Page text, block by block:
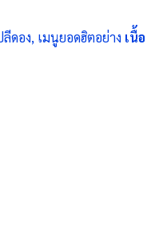
ดอง, เมนูยอดฮิตอย่าง เนื้อ